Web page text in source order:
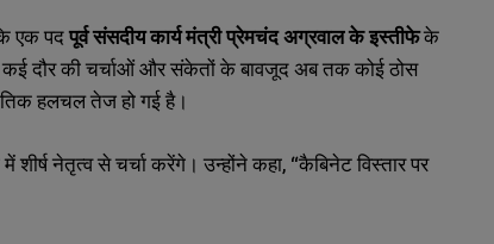
एक पदपूर्व संसदीय कार्य मंत्री प्रेमचंद अग्रवाल के इस्तीफेके
कई दौर की चर्चाओं और संकेतों के बावजूद अब तक कोई ठोस
हलचल तेज हो गई है।
शीर्ष नेतृत्व से चर्चा करेंगे। उन्होंने कहा, “कैबिनेट विस्तार पर